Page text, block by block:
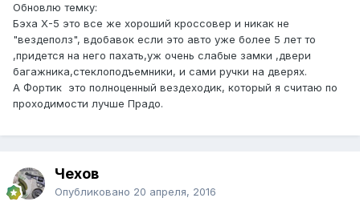
Обновлю темку:
Бэха Х-5 это все же хороший кроссовер и никак не
"вездеполз", вдобавок если это авто уже более 5 лет то
,придется на него пахать,уж очень слабые замки ,двери
багажника,стеклоподъемники, и сами ручки на дверях.
А Фортик это полноценный вездеходик, который я считаю по
проходимости лучше Прадо.
Чехов
Опубликовано 20 апреля, 2016